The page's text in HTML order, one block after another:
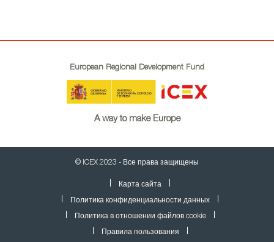
European Regional Development Fund
A way to make Europe
© ICEX 2023 - Все права защищены
Карта сайта
Политика конфиденциальности данных
Политика в отношении файлов cookie
Правила пользования